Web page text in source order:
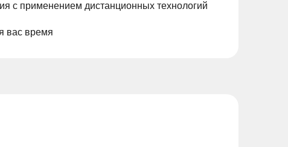
с применением дистанционных технологий
вас время